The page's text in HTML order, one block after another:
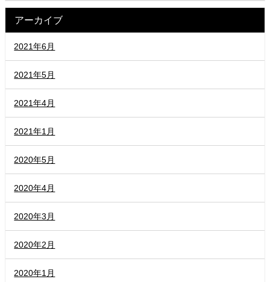
アーカイブ
2021年6月
2021年5月
2021年4月
2021年1月
2020年5月
2020年4月
2020年3月
2020年2月
2020年1月